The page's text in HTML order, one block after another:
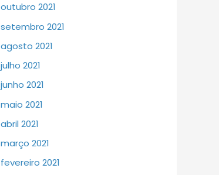
outubro 2021
setembro 2021
agosto 2021
julho 2021
junho 2021
maio 2021
abril 2021
março 2021
fevereiro 2021